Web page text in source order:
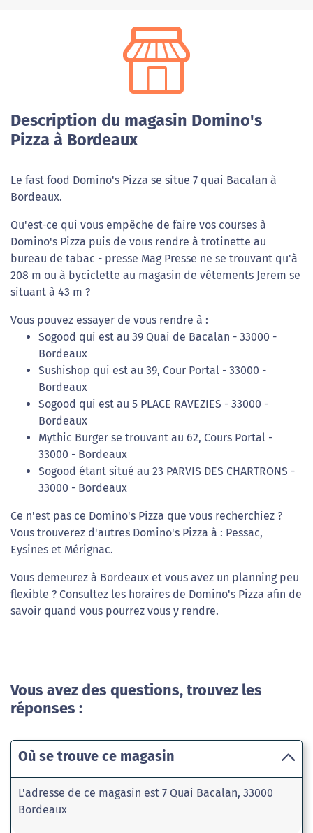
Description du magasin Domino's
Pizza à Bordeaux
Le fast food Domino's Pizza se situe 7 quai Bacalan à
Bordeaux.
Qu'est-ce qui vous empêche de faire vos courses à
Domino's Pizza puis de vous rendre à trotinette au
bureau de tabac - presse Mag Presse ne se trouvant qu'à
208 m ou à byciclette au magasin de vêtements Jerem se
situant à 43 m ?
Vous pouvez essayer de vous rendre à :
Sogood qui est au 39 Quai de Bacalan - 33000 -
Bordeaux
Sushishop qui est au 39, Cour Portal - 33000 -
Bordeaux
Sogood qui est au 5 PLACE RAVEZIES - 33000 -
Bordeaux
Mythic Burger se trouvant au 62, Cours Portal -
33000 - Bordeaux
Sogood étant situé au 23 PARVIS DES CHARTRONS -
33000 - Bordeaux
Ce n'est pas ce Domino's Pizza que vous recherchiez ?
Vous trouverez d'autres Domino's Pizza à : Pessac,
Eysines et Mérignac.
Vous demeurez à Bordeaux et vous avez un planning peu
flexible ? Consultez les horaires de Domino's Pizza afin de
savoir quand vous pourrez vous y rendre.
Vous avez des questions, trouvez les
réponses :
Où se trouve ce magasin
L'adresse de ce magasin est 7 Quai Bacalan, 33000
Bordeaux